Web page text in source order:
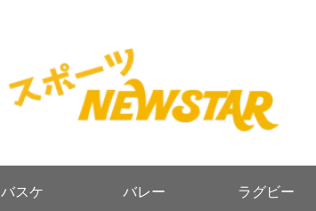
バスケ バレー ラグビー